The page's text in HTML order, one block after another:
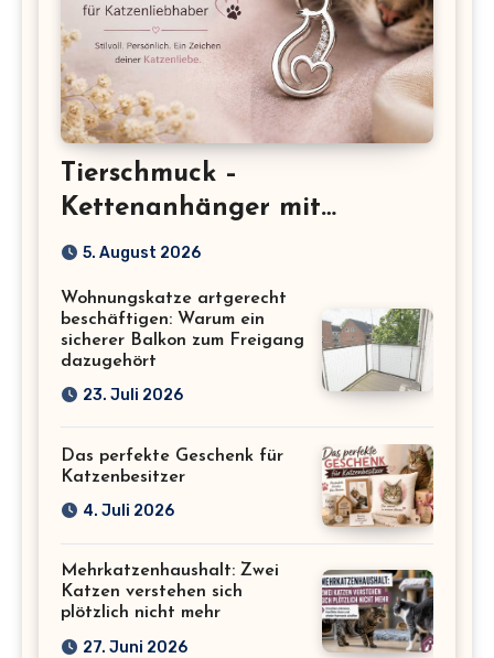
Tierschmuck –
Kettenanhänger mit
Katzenmotiv für
5. August 2026
Wohnungskatze artgerecht
beschäftigen: Warum ein
sicherer Balkon zum Freigang
dazugehört
23. Juli 2026
Das perfekte Geschenk für
Katzenbesitzer
4. Juli 2026
Mehrkatzenhaushalt: Zwei
Katzen verstehen sich
plötzlich nicht mehr
27. Juni 2026